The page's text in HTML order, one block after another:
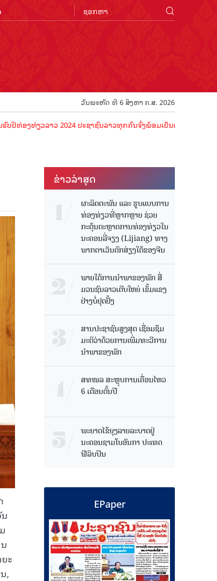
ວັນພະຫັດ ທີ 6 ສິງຫາ ຄ.ສ. 2026
ຽວລາວ 2024 ປະຊາຊົນລາວທຸກຄົນຈົ່ງພ້ອມເປັນເຈົ້າພາບທີ່ດີ ຕ້ອນຮັບ
ະ
,
ຂ່າວ​ລ່າ​ສຸດ
ຜະລິດຕະພັນ ແລະ ຮູບແບບການ
ທ່ອງທ່ຽວທີ່ຫຼາກຫຼາຍ ຊ່ວຍ
ກະຕຸ້ນຕະຫຼາດການທ່ອງທ່ຽວໃນ
ນະຄອນລີ່ຈຽງ (Lijiang) ທາງ
ພາກຕາເວັນຕົກສ່ຽງໃຕ້ຂອງຈີນ
ພາຍໃຕ້ການນໍາພາຂອງພັກ ສື່
ມວນຊົນລາວເຕີບໃຫຍ່ ເຂັ້ມແຂງ
ຢ່າງບໍ່ຢຸດຢັ້ງ
ສານປະຊາຊົນສູງສຸດ ເຊື່ອມຊຶມ
ມະຕິວ່າດ້ວຍການເພີ່ມທະວີການ
ນຳພາຂອງພັກ
ສທໜລ ສະຫຼຸບການເຄື່ອນໄຫວ
6 ເດືອນຕົ້ນປີ
ພະຍາດໄຂ້ຍຸງລາຍລະບາດຢູ່
ນະຄອນຊາມໂບ​ອັນກາ ປະເທດ
ຟີລິບປິນ
EPaper